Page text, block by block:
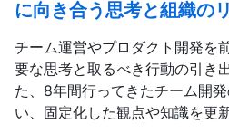
に向き合う思考と組織の
チーム運営やプロダクト開発を
要な思考と取るべき行動の引き
た、8年間行ってきたチーム開
い、固定化した観点や知識を更